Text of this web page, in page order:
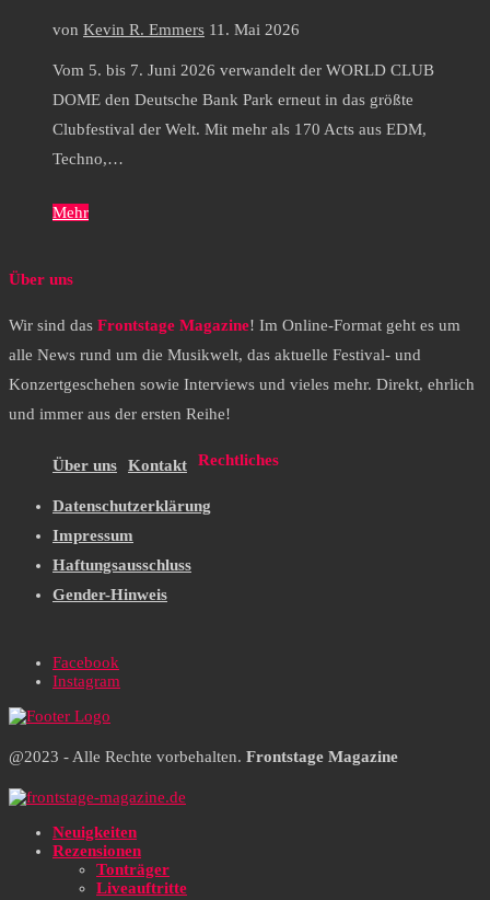
von Kevin R. Emmers 11. Mai 2026
Vom 5. bis 7. Juni 2026 verwandelt der WORLD CLUB
DOME den Deutsche Bank Park erneut in das größte
Clubfestival der Welt. Mit mehr als 170 Acts aus EDM,
Techno,…
Mehr
Über uns
Wir sind das Frontstage Magazine! Im Online-Format geht es um
alle News rund um die Musikwelt, das aktuelle Festival- und
Konzertgeschehen sowie Interviews und vieles mehr. Direkt, ehrlich
und immer aus der ersten Reihe!
Über uns Kontakt Rechtliches
Datenschutzerklärung
Impressum
Haftungsausschluss
Gender-Hinweis
Facebook
Instagram
@2023 - Alle Rechte vorbehalten. Frontstage Magazine
Neuigkeiten
Rezensionen
Tonträger
Liveauftritte